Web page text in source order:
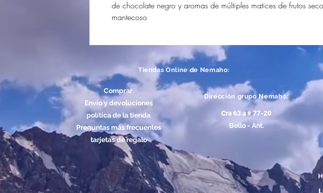
de chocolate negro y aromas de múltiples matices de frutos
mantecoso
Tiendas Online de Nemaho:
Comprar
Envío y devoluciones
política de la tienda
Preguntas más frecuentes
tarjetas de regalo
Dirección grupo Nemaho:
Cra 63 a # 77-20
Bello - Ant.